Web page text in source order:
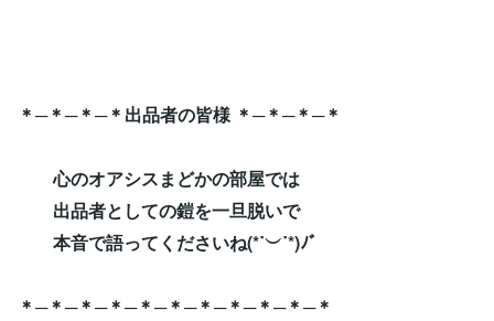
＊─＊─＊─＊出品者の皆様 ＊─＊─＊─＊
心のオアシスまどかの部屋では
出品者としての鎧を一旦脱いで
本音で語ってくださいね(*˙︶˙*)ﾉﾞ
＊─＊─＊─＊─＊─＊─＊─＊─＊─＊─＊